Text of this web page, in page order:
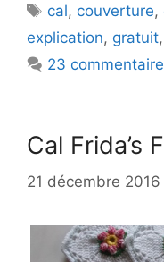
Étiquettes
cal, couverture,
explication, gratuit,
23
Cal Frida’s
21 décembre 2016